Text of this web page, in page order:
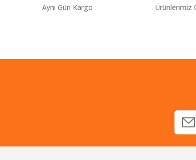
Ürün fiyatı diğer sitelerden daha pahalı.
Aynı Gün Kargo
Ürünlerimiz